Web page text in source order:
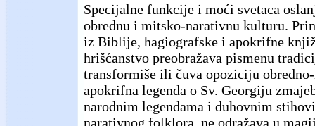
Specijalne funkcije i moći svetaca
obrednu i mitsko-narativnu kulturu.
iz Biblije, hagiografske i apokrifne
hrišćanstvo preobražava pismenu
transformiše ili čuva opoziciju
apokrifna legenda o Sv. Georgiju
narodnim legendama i duhovnim
narativnog folklora, ne odražava u